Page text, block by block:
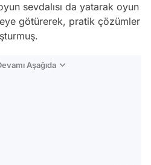
sevdalısı da yatarak oyun
götürerek, pratik çözümler
Aşağıda